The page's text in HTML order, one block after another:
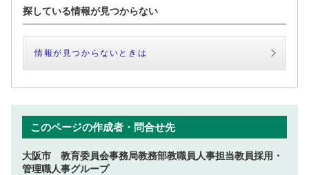
探している情報が見つからない
情報が見つからないときは
このページの作成者・問合せ先
大阪市 教育委員会事務局教務部教職員人事担当教員採用・
管理職人事グループ